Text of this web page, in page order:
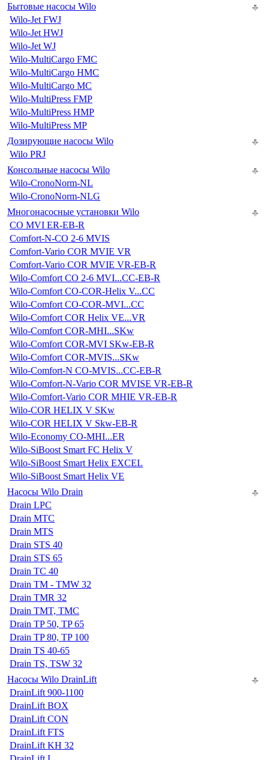
Бытовые насосы Wilo
Wilo-Jet FWJ
Wilo-Jet HWJ
Wilo-Jet WJ
Wilo-MultiCargo FMC
Wilo-MultiCargo HMC
Wilo-MultiCargo MC
Wilo-MultiPress FMP
Wilo-MultiPress HMP
Wilo-MultiPress MP
Дозирующие насосы Wilo
Wilo PRJ
Консольные насосы Wilo
Wilo-CronoNorm-NL
Wilo-CronoNorm-NLG
Многонасосные установки Wilo
CO MVI ER-EB-R
Comfort-N-CO 2-6 MVIS
Comfort-Vario COR MVIE VR
Comfort-Vario COR MVIE VR-EB-R
Wilo-Comfort CO 2-6 MVI...CC-EB-R
Wilo-Comfort CO-COR-Helix V...CC
Wilo-Comfort CO-COR-MVI...CC
Wilo-Comfort COR Helix VE...VR
Wilo-Comfort COR-MHI...SKw
Wilo-Comfort COR-MVI SKw-EB-R
Wilo-Comfort COR-MVIS...SKw
Wilo-Comfort-N CO-MVIS...CC-EB-R
Wilo-Comfort-N-Vario COR MVISE VR-EB-R
Wilo-Comfort-Vario COR MHIE VR-EB-R
Wilo-COR HELIX V SKw
Wilo-COR HELIX V Skw-EB-R
Wilo-Economy CO-MHI...ER
Wilo-SiBoost Smart FC Helix V
Wilo-SiBoost Smart Helix EXCEL
Wilo-SiBoost Smart Helix VE
Насосы Wilo Drain
Drain LPC
Drain MTC
Drain MTS
Drain STS 40
Drain STS 65
Drain TC 40
Drain TM - TMW 32
Drain TMR 32
Drain TMT, TMC
Drain TP 50, TP 65
Drain TP 80, TP 100
Drain TS 40-65
Drain TS, TSW 32
Насосы Wilo DrainLift
DrainLift 900-1100
DrainLift BOX
DrainLift CON
DrainLift FTS
DrainLift KH 32